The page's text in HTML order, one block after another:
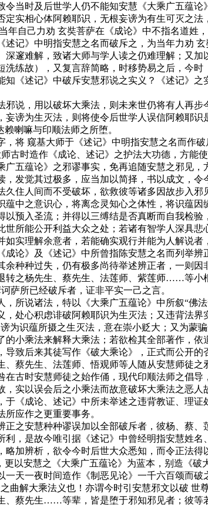
令当时及后世学人仍不能知安慧《大乘广五蕴
实相心体阿赖耶识，无根妄谤为有生可灭之法
自己力劝 玄奘菩萨在《成论》中不指名道姓
述记》中明指安慧之名而破斥之，为当年力劝
邃难解，致诸大师与学人读之仍难理解；又
练故），又复言辞简略，时移势易之后，今
《述记》中破斥安慧邪说之实义？《述记》
，用以破坏大乘法，则未来世仍将有人再步
谤为生灭法，则将使令后世学人误信阿赖耶
喇嘛与印顺法师之所堕。
窥基大师于《述记》中明指安慧之名而作
古时造作《成论、述记》之护法大功德，方
广五蕴论》之邪谬事实，免再追随安慧之邪见
发觉其过极多，应当加以简择，书以成文，
住人间而不受破坏，欲救彼等诸多因故步入邪
之意识心，将离念灵知心之体性，将识蕴因
以预入圣流；并得以三缚结是否真断而自我检
所能公开利益大众之处；若诸有智学人深具
实理解余意者，若能确实观行并能为人解说者
》及《述记》中所曾指陈安慧之名而列举辨
种种过失，仍有极多尚待举述辨正者，一则
之杨先生、蔡先生、法莲师、紫莲师……等小
萨所已经破斥者，证非平实一己之言。
说诸法，特以《大乘广五蕴论》中所叙“佛
处心积虑诽破阿赖耶识为生灭法；又违背法
为识蕴所摄之生灭法，意在崇小贬大；又为
小乘法来解释大乘法；若欲检其全部著作，依
后来其徒写作《破大乘论》，正式而公开的
蔡先生、法莲师、悟观师等人随从安慧师徒
在古时安慧师徒之始作俑，现代印顺法师之倡
实以误会后之小乘法而故意破坏大乘法之恶人
成论、述记》中所未举述之违背教证、理证
应作之更重要事务。
之安慧种种谬误加以全部破斥者，彼杨、蔡
，是故今唯引据《述记》中曾经明指安慧姓
加辨析，欲令今时后世大众悉知，而令正法得
安慧之《大乘广五蕴论》为蓝本，别造《破
天一夜时间造作《制恶见论》一千六百颂而
曲解大乘法义也！亦谓今时引安慧邪文以破
蔡先生……等辈，皆是堕于邪知邪见者；彼等